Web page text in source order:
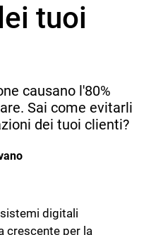
tuoi
causano l'80%
Sai come evitarli
dei tuoi clienti?
on Reddit
digitali
crescente per la